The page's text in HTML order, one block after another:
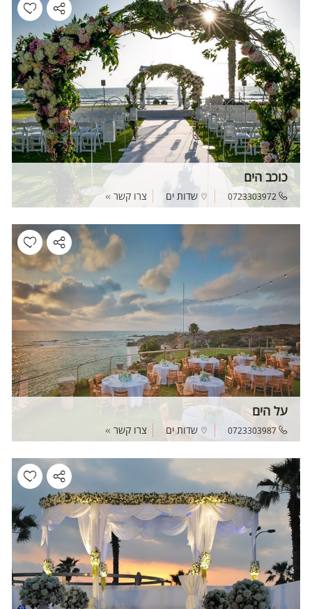
כוכב הים
0723303972 שדות ים צרו קשר
על הים
0723303987 שדות ים צרו קשר